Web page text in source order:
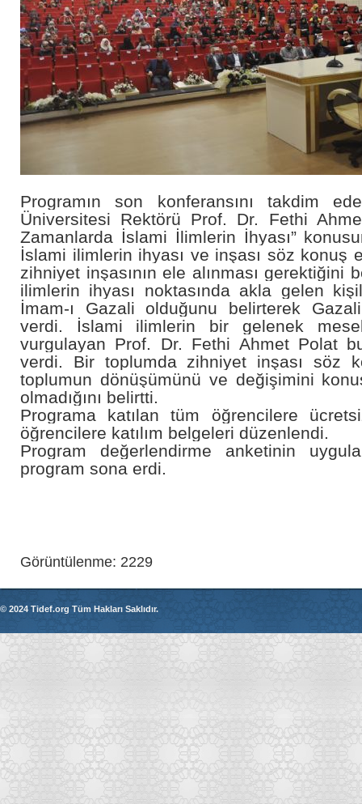
Programın son konferansını takdim
Üniversitesi Rektörü Prof. Dr. Fethi
Zamanlarda İslami İlimlerin İhyası”
İslami ilimlerin ihyası ve inşası söz konuş
zihniyet inşasının ele alınması gerektiğini
ilimlerin ihyası noktasında akla gelen
İmam-ı Gazali olduğunu belirterek
verdi. İslami ilimlerin bir gelenek
vurgulayan Prof. Dr. Fethi Ahmet Polat
verdi. Bir toplumda zihniyet inşası söz
toplumun dönüşümünü ve değişimini
olmadığını belirtti.
Programa katılan tüm öğrencilere
öğrencilere katılım belgeleri düzenlendi.
Program değerlendirme anketinin
program sona erdi.
Görüntülenme: 2229
© 2024 Tidef.org Tüm Hakları Saklıdır.